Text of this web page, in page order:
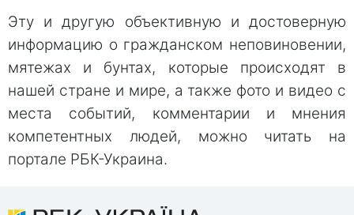
Эту и другую объективную и достоверную
информацию о гражданском неповиновении,
мятежах и бунтах, которые происходят в
нашей стране и мире, а также фото и видео с
места событий, комментарии и мнения
компетентных людей, можно читать на
портале РБК-Украина.